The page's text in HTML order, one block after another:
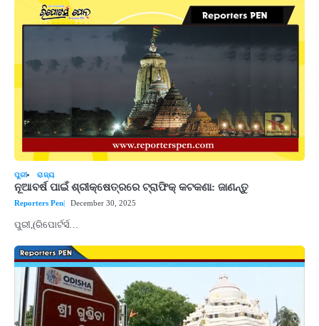
ପୁରୀ ରାଜ୍ୟ
ନୂଆବର୍ଷ ପାଇଁ ଶ୍ରୀକ୍ଷେତ୍ରରେ ଟ୍ରାଫିକ୍‌ କଟକଣା: ଜାଣନ୍ତୁ
Reporters Pen December 30, 2025
ପୁରୀ,(ରିପୋର୍ଟର୍ସ…